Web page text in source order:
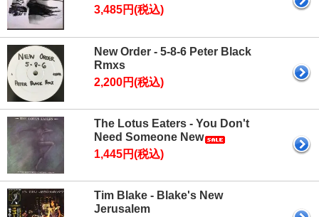
3,485円(税込)
New Order - 5-8-6 Peter Black
Rmxs
2,200円(税込)
The Lotus Eaters - You Don't
Need Someone New
1,445円(税込)
Tim Blake - Blake's New
Jerusalem